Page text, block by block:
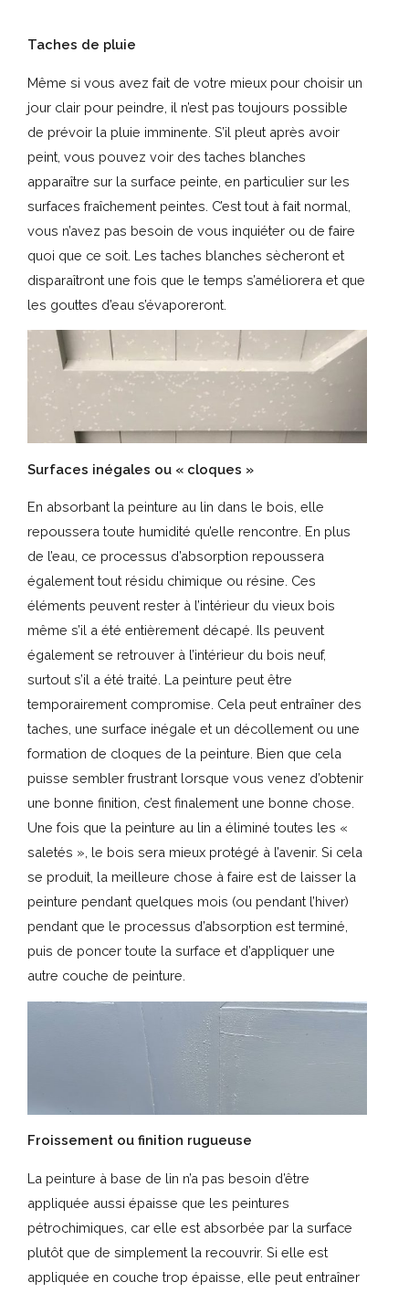
Taches de pluie
Même si vous avez fait de votre mieux pour choisir un
jour clair pour peindre, il n’est pas toujours possible
de prévoir la pluie imminente. S’il pleut après avoir
peint, vous pouvez voir des taches blanches
apparaître sur la surface peinte, en particulier sur les
surfaces fraîchement peintes. C’est tout à fait normal,
vous n’avez pas besoin de vous inquiéter ou de faire
quoi que ce soit. Les taches blanches sècheront et
disparaîtront une fois que le temps s’améliorera et que
les gouttes d’eau s’évaporeront.
Surfaces inégales ou « cloques »
En absorbant la peinture au lin dans le bois, elle
repoussera toute humidité qu’elle rencontre. En plus
de l’eau, ce processus d’absorption repoussera
également tout résidu chimique ou résine. Ces
éléments peuvent rester à l’intérieur du vieux bois
même s’il a été entièrement décapé. Ils peuvent
également se retrouver à l’intérieur du bois neuf,
surtout s’il a été traité. La peinture peut être
temporairement compromise. Cela peut entraîner des
taches, une surface inégale et un décollement ou une
formation de cloques de la peinture. Bien que cela
puisse sembler frustrant lorsque vous venez d’obtenir
une bonne finition, c’est finalement une bonne chose.
Une fois que la peinture au lin a éliminé toutes les «
saletés », le bois sera mieux protégé à l’avenir. Si cela
se produit, la meilleure chose à faire est de laisser la
peinture pendant quelques mois (ou pendant l’hiver)
pendant que le processus d’absorption est terminé,
puis de poncer toute la surface et d’appliquer une
autre couche de peinture.
Froissement ou finition rugueuse
La peinture à base de lin n’a pas besoin d’être
appliquée aussi épaisse que les peintures
pétrochimiques, car elle est absorbée par la surface
plutôt que de simplement la recouvrir. Si elle est
appliquée en couche trop épaisse, elle peut entraîner